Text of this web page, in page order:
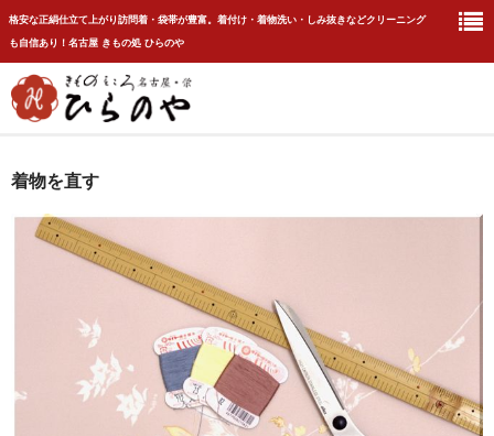
格安な正絹仕立て上がり訪問着・袋帯が豊富。着付け・着物洗い・しみ抜きなどクリーニング
も自信あり！名古屋 きもの処 ひらのや
着付け
着物を洗う
着物を直す
アクセス
着物を直す